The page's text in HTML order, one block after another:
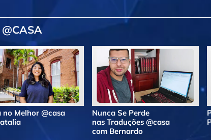
no Melhor @casa
Nunca Se Perde
nas Traduções @casa
com Bernardo